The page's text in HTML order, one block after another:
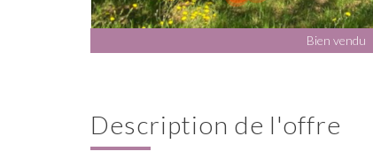
Bien vendu
description de l'offre